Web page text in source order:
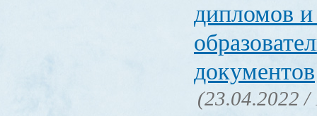
дипломов и
документов
(23.04.2022 /